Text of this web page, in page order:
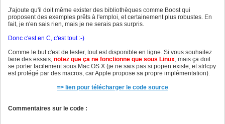
J'ajoute qu'il doit même exister des bibliothèques comme Boost qui
proposent des exemples prêts à l'emploi, et certainement plus robustes. En
fait, je n'en sais rien, mais je ne serais pas surpris.
Donc c'est en C, c'est tout :-)
Comme le but c'est de tester, tout est disponible en ligne. Si vous souhaitez
faire des essais, notez que ça ne fonctionne que sous Linux, mais ça doit
se porter facilement sous Mac OS X (je ne sais pas si popen existe, et strlcpy
est protégé par des macros, car Apple propose sa propre implémentation).
=> lien pour télécharger le code source
Commentaires sur le code :